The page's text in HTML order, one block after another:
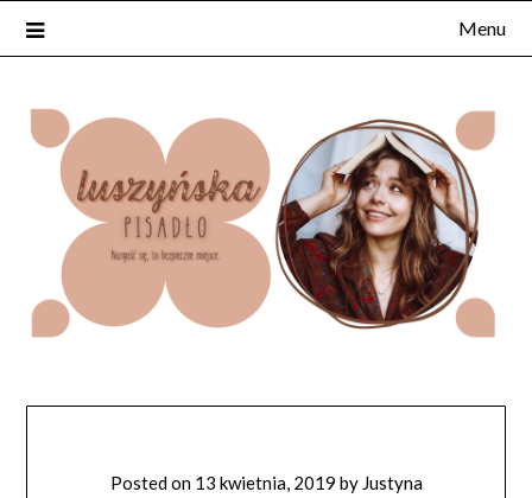
Menu
Posted on 13 kwietnia, 2019 by Justyna